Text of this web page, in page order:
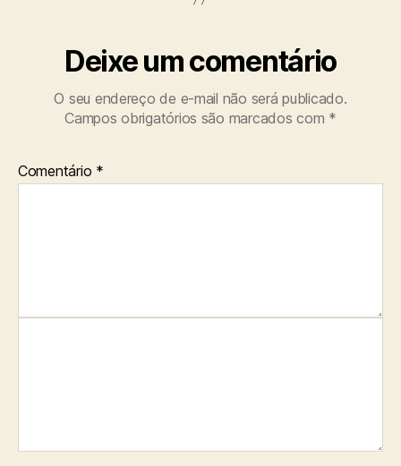
Deixe um comentário
O seu endereço de e-mail não será publicado.
Campos obrigatórios são marcados com *
Comentário *